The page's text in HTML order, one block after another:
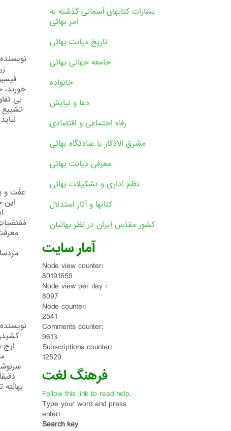
خورند،
بی
عفّت و
این
ارج
بشارات کتابهای آسمانی گذشته به
امر بهائی
تاریخ دیانت بهائی
جامعه جهانی بهائی
خانواده
دعا و نیایش
رفاه اجتماعی و اقتصادی
مشرق الاذکار یا عبادتگاه بهائی
معرفی دیانت بهائی
نظم اداری و تشکیلات بهائی
کتابها و آثار استدلال
کشور مقدّس ایران در نظر بهائیان
آمار سایت
Node view counter:
80191659
Node view per day :
8097
Node counter:
2541
Comments counter:
9613
Subscriptions counter:
12520
فرهنگ لغت
Follow this link to read help.
Type your word and press
enter:
Search key